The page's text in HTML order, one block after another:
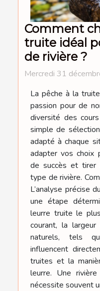
Comment
truite idéal
de rivière ?
Mercredi 31
La pêche à la
passion pour de
diversité des
simple de
adapté à chaque
adapter vos choix
de succès et tirer
type de rivière.
L’analyse précise
une étape
leurre truite le
courant, la
naturels, tels
influencent
truites et la
leurre. Une
nécessite souvent